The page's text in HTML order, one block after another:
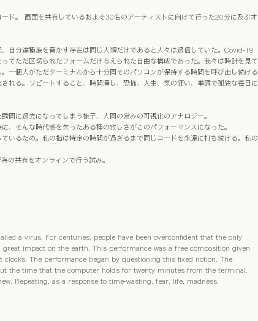
ド。 画面を共有しているおよそ30名のアーティストに向けて行った20分に及ぶオ
自分達種族を脅かす存在は同じ人類だけであると人々は過信していた。Covid-19
てただ区切られたフォームだけ与えられた自由な構成であった。我々は時計を見て
一個人がただターミナルから十分間そのパソコンが保持する時間を呼び出し続ける
れる。リピートすること、時間潰し、恐怖、人生、気の狂い、単調で孤独な毎日に
間に過去になってしまう様子、人間の営みの可視化のアナロジー。
、そんな時代感を失ったある種の寂しさがこのパフォーマンスになった。
いるため。私の指は特定の時間が過ぎるまで同じコードを永遠に打ち続ける。私の
の共有をオンラインで行う試み。
a virus. For centuries, people have been overconfident that the only
impact on the earth. This performance was a free composition given
The performance began by questioning this fixed notion. The
the time that the computer holds for twenty minutes from the terminal.
Repeating, as a response to time-wasting, fear, life, madness,